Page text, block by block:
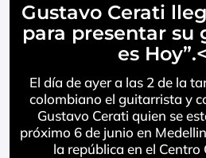
Gustavo Cerati
para presentar su
es
El día de ayer a las 2 de la
colombiano el guitarrista y
Gustavo Cerati quien se
próximo 6 de junio en
la república en el Centro